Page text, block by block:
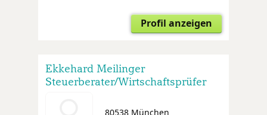
Profil anzeigen
Ekkehard Meilinger
Steuerberater/Wirtschaftsprüfer
80538 München